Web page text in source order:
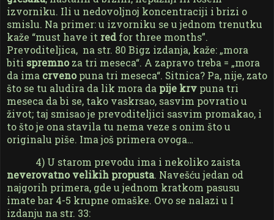
izvorniku. Ili u nedovoljnoj koncentraciji i brizi o
smislu. Na primer: u izvorniku se u jednom trenutku
kaže “must have it red for three months”.
Prevoditeljica, na str. 80 Bigz izdanja, kaže: „mora
biti spremnoza tri meseca“. A zapravo treba = „mora
da ima crvenopuna tri meseca“. Sitnica? Pa, nije, zato
što se tu aludira da lik mora da pije krv puna tri
meseca da bi se, tako vaskrsao, sasvim povratio u
život; taj smisao je prevoditeljici sasvim promakao, i
to što je ona stavila tu nema veze s onim što u
originalu piše. Ima još primera ovoga…
4) U starom prevodu ima i nekoliko zaista
neverovatno velikih propusta. Navešću jedan od
najgorih primera, gde u jednom kratkom pasusu
imate bar 4-5 krupne omaške. Ovo se nalazi u I
izdanju na str. 33: